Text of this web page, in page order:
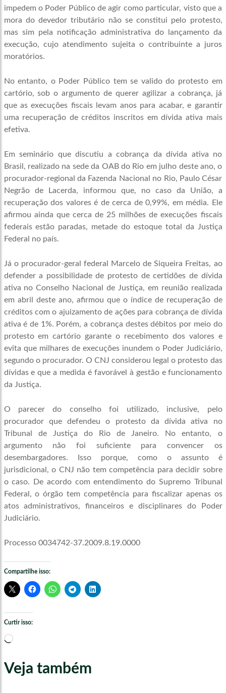
impedem o Poder Público de agir como particular, visto que a
mora do devedor tributário não se constitui pelo protesto,
mas sim pela notificação administrativa do lançamento da
execução, cujo atendimento sujeita o contribuinte a juros
moratórios.
No entanto, o Poder Público tem se valido do protesto em
cartório, sob o argumento de querer agilizar a cobrança, já
que as execuções fiscais levam anos para acabar, e garantir
uma recuperação de créditos inscritos em dívida ativa mais
efetiva.
Em seminário que discutiu a cobrança da dívida ativa no
Brasil, realizado na sede da OAB do Rio em julho deste ano, o
procurador-regional da Fazenda Nacional no Rio, Paulo César
Negrão de Lacerda, informou que, no caso da União, a
recuperação dos valores é de cerca de 0,99%, em média. Ele
afirmou ainda que cerca de 25 milhões de execuções fiscais
federais estão paradas, metade do estoque total da Justiça
Federal no país.
Já o procurador-geral federal Marcelo de Siqueira Freitas, ao
defender a possibilidade de protesto de certidões de dívida
ativa no Conselho Nacional de Justiça, em reunião realizada
em abril deste ano, afirmou que o índice de recuperação de
créditos com o ajuizamento de ações para cobrança de dívida
ativa é de 1%. Porém, a cobrança destes débitos por meio do
protesto em cartório garante o recebimento dos valores e
evita que milhares de execuções inundem o Poder Judiciário,
segundo o procurador. O CNJ considerou legal o protesto das
dívidas e que a medida é favorável à gestão e funcionamento
da Justiça.
O parecer do conselho foi utilizado, inclusive, pelo
procurador que defendeu o protesto da dívida ativa no
Tribunal de Justiça do Rio de Janeiro. No entanto, o
argumento não foi suficiente para convencer os
desembargadores. Isso porque, como o assunto é
jurisdicional, o CNJ não tem competência para decidir sobre
o caso. De acordo com entendimento do Supremo Tribunal
Federal, o órgão tem competência para fiscalizar apenas os
atos administrativos, financeiros e disciplinares do Poder
Judiciário.
Processo 0034742-37.2009.8.19.0000
Compartilhe isso:
Curtir isso:
Carregando...
Veja também